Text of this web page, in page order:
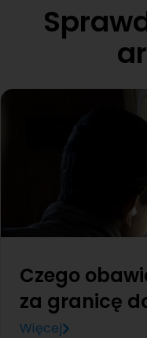
Czego
za granicę
Więcej